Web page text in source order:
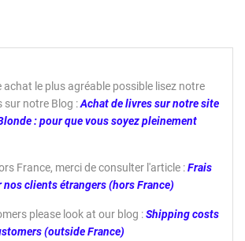
achat le plus agréable possible lisez notre
sur notre Blog :Achat de livres sur notre site
: pour que vous soyez pleinement
France, merci de consulter l'article :Frais
clients étrangers (hors France)
please look at our blog :Shipping costs
(outside France)